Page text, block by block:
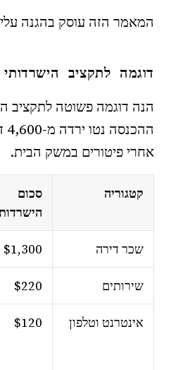
המאמר הזה עוסק בהגנה
דוגמה לתקציב הישרדותי
הנה דוגמה פשוטה לתקציב
אחרי פיטורים במשק הבית.
קטגוריה
סכום
שכר דירה $1,300
שירותים $220
אינטרנט וטלפון $120